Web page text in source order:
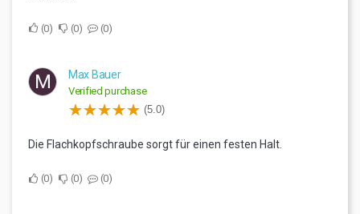
0 0 0
M Max Bauer
Verified purchase
(5.0)
Die Flachkopfschraube sorgt für einen festen Halt.
0 0 0